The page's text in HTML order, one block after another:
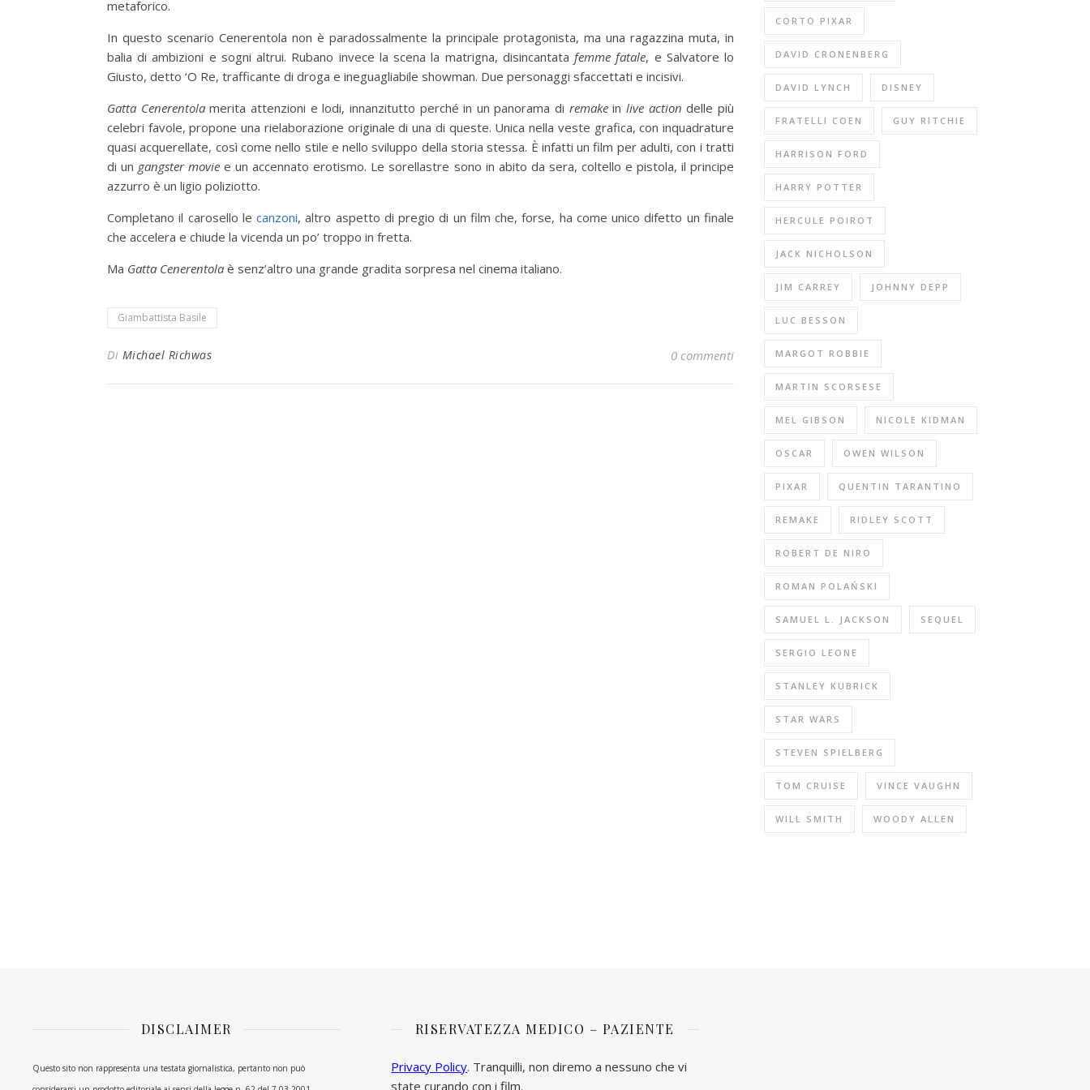
metaforico.
In questo scenario Cenerentola non è paradossalmente la principale protagonista, ma una ragazzina muta, in
balia di ambizioni e sogni altrui. Rubano invece la scena la matrigna, disincantatafemme fatale, e Salvatore lo
Giusto, detto ‘O Re, trafficante di droga e ineguagliabile showman. Due personaggi sfaccettati e incisivi.
Gatta Cenerentolamerita attenzioni e lodi, innanzitutto perché in un panorama di remakeinlive action delle più
celebri favole, propone una rielaborazione originale di una di queste. Unica nella veste grafica, con inquadrature
quasi acquerellate, così come nello stile e nello sviluppo della storia stessa. È infatti un film per adulti, con i tratti
di un gangster movie e un accennato erotismo. Le sorellastre sono in abito da sera, coltello e pistola, il principe
azzurro è un ligio poliziotto.
Completano il carosello lecanzoni, altro aspetto di pregio di un film che, forse, ha come unico difetto un finale
che accelera e chiude la vicenda un po’ troppo in fretta.
Ma Gatta Cenerentola è senz’altro una grande gradita sorpresa nel cinema italiano.
Giambattista Basile
Di Michael Richwas 0 commenti
CORTO PIXAR
DAVID CRONENBERG
DAVID LYNCH DISNEY
FRATELLI COEN GUY RITCHIE
HARRISON FORD
HARRY POTTER
HERCULE POIROT
JACK NICHOLSON
JIM CARREY JOHNNY DEPP
LUC BESSON
MARGOT ROBBIE
MARTIN SCORSESE
MEL GIBSON NICOLE KIDMAN
OSCAR OWEN WILSON
PIXAR QUENTIN TARANTINO
REMAKE RIDLEY SCOTT
ROBERT DE NIRO
ROMAN POLAŃSKI
SAMUEL L. JACKSON SEQUEL
SERGIO LEONE
STANLEY KUBRICK
STAR WARS
STEVEN SPIELBERG
TOM CRUISE VINCE VAUGHN
WILL SMITH WOODY ALLEN
DISCLAIMER
Questo sito non rappresenta una testata giornalistica, pertanto non può
RISERVATEZZA MEDICO – PAZIENTE
Privacy Policy. Tranquilli, non diremo a nessuno che vi
state curando con i film.